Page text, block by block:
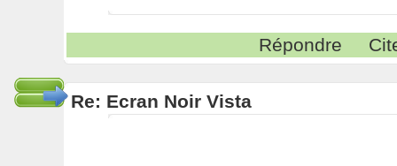
Répondre
Re: Ecran Noir Vista